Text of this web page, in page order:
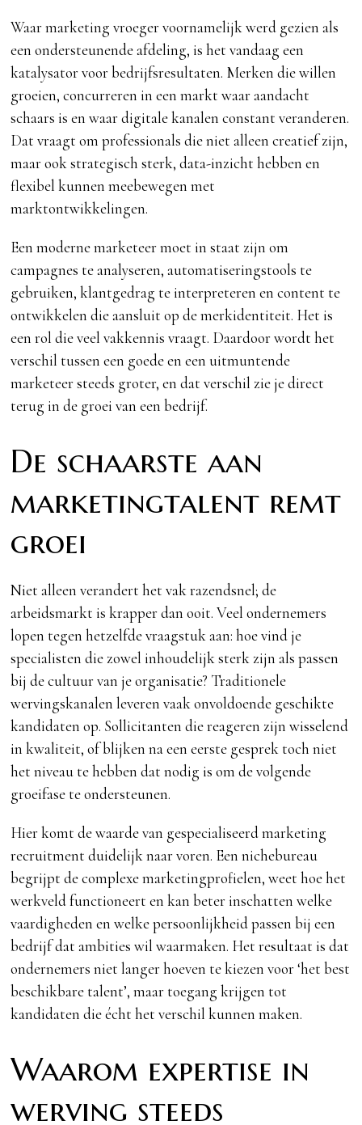
Waar marketing vroeger voornamelijk werd gezien als
een ondersteunende afdeling, is het vandaag een
katalysator voor bedrijfsresultaten. Merken die willen
groeien, concurreren in een markt waar aandacht
schaars is en waar digitale kanalen constant veranderen.
Dat vraagt om professionals die niet alleen creatief zijn,
maar ook strategisch sterk, data-inzicht hebben en
flexibel kunnen meebewegen met
marktontwikkelingen.
Een moderne marketeer moet in staat zijn om
campagnes te analyseren, automatiseringstools te
gebruiken, klantgedrag te interpreteren en content te
ontwikkelen die aansluit op de merkidentiteit. Het is
een rol die veel vakkennis vraagt. Daardoor wordt het
verschil tussen een goede en een uitmuntende
marketeer steeds groter, en dat verschil zie je direct
terug in de groei van een bedrijf.
De schaarste aan
marketingtalent remt
groei
Niet alleen verandert het vak razendsnel; de
arbeidsmarkt is krapper dan ooit. Veel ondernemers
lopen tegen hetzelfde vraagstuk aan: hoe vind je
specialisten die zowel inhoudelijk sterk zijn als passen
bij de cultuur van je organisatie? Traditionele
wervingskanalen leveren vaak onvoldoende geschikte
kandidaten op. Sollicitanten die reageren zijn wisselend
in kwaliteit, of blijken na een eerste gesprek toch niet
het niveau te hebben dat nodig is om de volgende
groeifase te ondersteunen.
Hier komt de waarde van gespecialiseerd marketing
recruitment duidelijk naar voren. Een nichebureau
begrijpt de complexe marketingprofielen, weet hoe het
werkveld functioneert en kan beter inschatten welke
vaardigheden en welke persoonlijkheid passen bij een
bedrijf dat ambities wil waarmaken. Het resultaat is dat
ondernemers niet langer hoeven te kiezen voor ‘het best
beschikbare talent’, maar toegang krijgen tot
kandidaten die écht het verschil kunnen maken.
Waarom expertise in
werving steeds